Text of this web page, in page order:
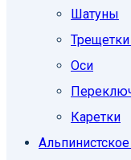
Шатуны
Оси
Каретки